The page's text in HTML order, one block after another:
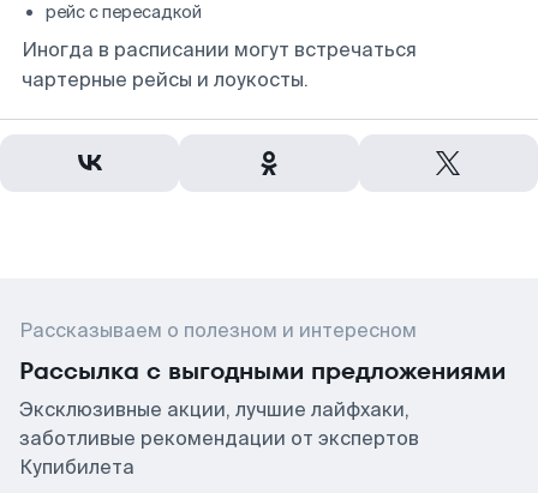
рейс с пересадкой
Иногда в расписании могут встречаться
чартерные рейсы и лоукосты.
Рассказываем о полезном и интересном
Рассылка с выгодными предложениями
Эксклюзивные акции, лучшие лайфхаки,
заботливые рекомендации от экспертов
Купибилета